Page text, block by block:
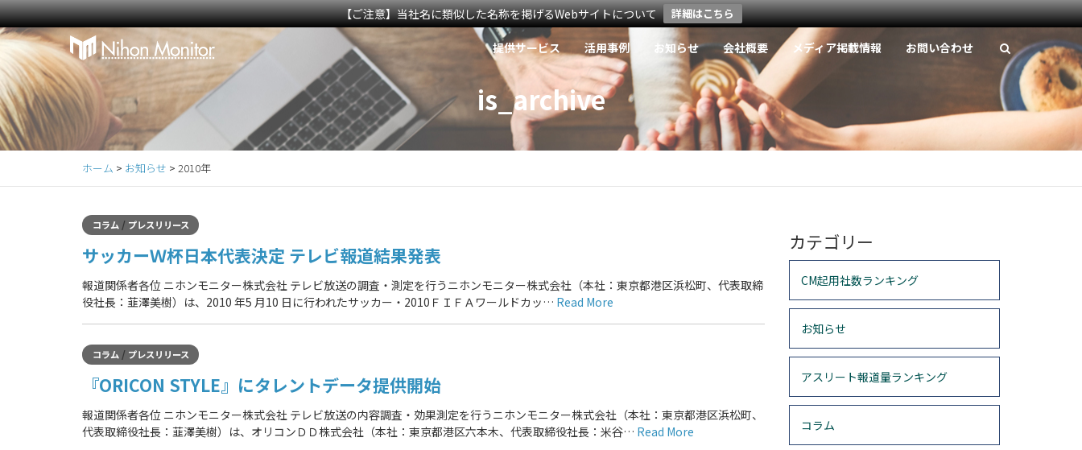
【ご注意】当社名に類似した名称を掲げるWebサイトについて 詳細はこちら
Primary
Menu
S
i
p
t
o
c
提供サービス 活用事例 お知らせ 会社概要 メディア掲載情報 お問い合わせ
is_archive
ホーム > お知らせ > 2010年
コラム/ プレスリリース
サッカーＷ杯日本代表決定 テレビ報道結果発表
報道関係者各位 ニホンモニター株式会社 テレビ放送の調査・測定を行うニホンモニター株式会社（本社：東京都港区浜松町、代表取締
役社長：韮澤美樹）は、2010 年5 月10 日に行われたサッカー・2010ＦＩＦＡワールドカッ… Read More
コラム/ プレスリリース
『ORICON STYLE』にタレントデータ提供開始
報道関係者各位 ニホンモニター株式会社 テレビ放送の内容調査・効果測定を行うニホンモニター株式会社（本社：東京都港区浜松町、
代表取締役社長：韮澤美樹）は、オリコンＤＤ株式会社（本社：東京都港区六本木、代表取締役社長：米谷… Read More
カテゴリー
CM起用社数ランキング
お知らせ
アスリート報道量ランキング
コラム